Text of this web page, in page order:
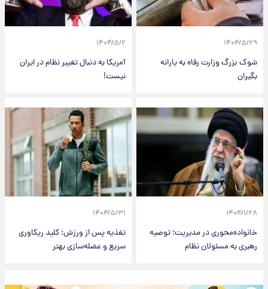
۱۴۰۴/۵/۲۹
شوک بزرگ وزارت رفاه به یارانه
بگیران
۱۴۰۴/۵/۲
آمریکا به دنبال تغییر نظام در ایران
نیست!
۱۴۰۴/۱/۲۸
خانواده‌محوری در مدیریت؛ توصیه
رهبری به مسئولان نظام
۱۴۰۴/۵/۳۱
تغذیه پس از ورزش؛ کلید ریکاوری
سریع و عضله‌سازی بهتر